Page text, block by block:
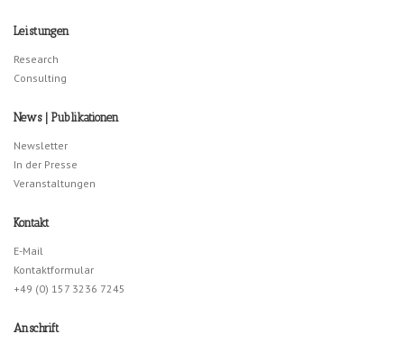
Leistungen
Research
Consulting
News | Publikationen
Newsletter
In der Presse
Veranstaltungen
Kontakt
E-Mail
Kontaktformular
+49 (0) 157 3236 7245
Anschrift